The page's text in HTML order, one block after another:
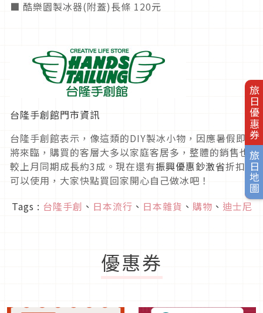
旅日優惠券
旅日地圖
■ 酷樂園製冰器(附蓋)長條 120元
台隆手創館門市資訊
台隆手創館表示，像這類的DIY製冰小物，因應暑假即
將來臨，購買的客層大多以家庭客居多，整體的銷售也
較上月同期成長約3成。現在還有振興優惠鈔激省折扣
可以使用，大家快點買回家開心自己做冰吧！
Tags : 台隆手創 、 日本流行 、 日本雜貨 、 購物 、 迪士尼
優惠券